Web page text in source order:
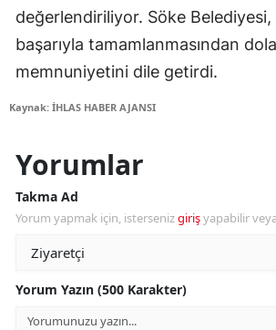
değerlendiriliyor. Söke Belediyesi,
başarıyla tamamlanmasından
memnuniyetini dile getirdi.
Kaynak: İHLAS HABER AJANSI
Yorumlar
Takma Ad
Yorum yapmak için, istersenizgirişyapabilir veya
Yorum Yazın (500 Karakter)